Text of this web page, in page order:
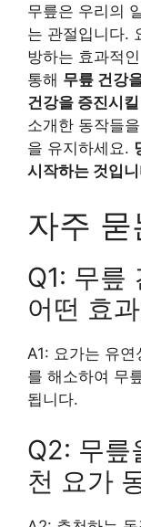
무릎은 우리의
는 관절입니다.
방하는 효과적
통해 무릎 건강
건강을 증진시
소개한 동작들
을 유지하세요.
시작하는 것입
자주
Q1: 무릎
어떤 효
A1: 요가는 유
를 해소하여 무
됩니다.
Q2: 무릎
천 요가